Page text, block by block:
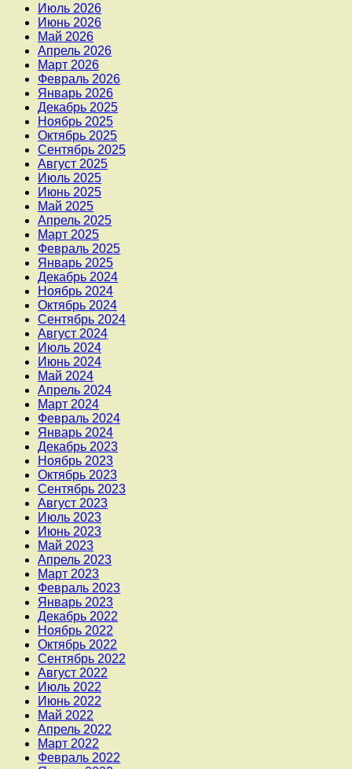
Июль 2026
Июнь 2026
Май 2026
Апрель 2026
Март 2026
Февраль 2026
Январь 2026
Декабрь 2025
Ноябрь 2025
Октябрь 2025
Сентябрь 2025
Август 2025
Июль 2025
Июнь 2025
Май 2025
Апрель 2025
Март 2025
Февраль 2025
Январь 2025
Декабрь 2024
Ноябрь 2024
Октябрь 2024
Сентябрь 2024
Август 2024
Июль 2024
Июнь 2024
Май 2024
Апрель 2024
Март 2024
Февраль 2024
Январь 2024
Декабрь 2023
Ноябрь 2023
Октябрь 2023
Сентябрь 2023
Август 2023
Июль 2023
Июнь 2023
Май 2023
Апрель 2023
Март 2023
Февраль 2023
Январь 2023
Декабрь 2022
Ноябрь 2022
Октябрь 2022
Сентябрь 2022
Август 2022
Июль 2022
Июнь 2022
Май 2022
Апрель 2022
Март 2022
Февраль 2022